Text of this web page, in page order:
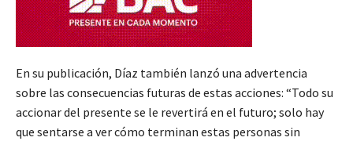
En su publicación, Díaz también lanzó una advertencia
sobre las consecuencias futuras de estas acciones: “Todo su
accionar del presente se le revertirá en el futuro; solo hay
que sentarse a ver cómo terminan estas personas sin